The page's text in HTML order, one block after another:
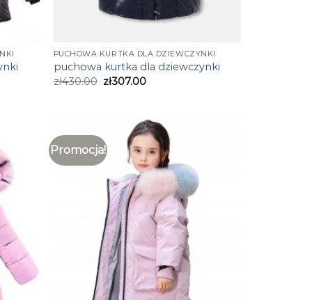
PUCHOWA KURTKA DLA DZIEWCZYNKI
puchowa kurtka dla dziewczynki
zł430.00 zł307.00
Promocja!